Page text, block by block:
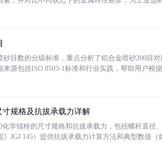
砂目数的分级标准，重点分析了铝合金喷砂200目
来源包括ISO 8503-1标准和行业实践，帮助用户根
寸规格及抗拔承载力详解
化学锚栓的尺寸规格和抗拔承载力，包括螺杆直径
》JGJ 145）提供抗拔承载力计算方法和典型数值